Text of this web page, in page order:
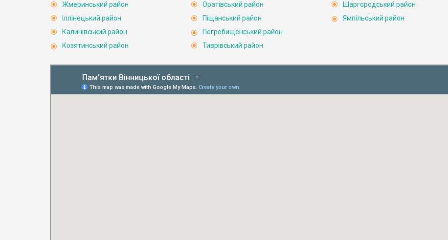
Жмеринський район
Іллінецький район
Калинівський район
Козятинський район
Оратівський район
Піщанський район
Погребищенський район
Тиврівський район
Шаргородський район
Ямпільський район